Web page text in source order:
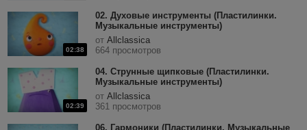
02:38
02. Духовые инструменты (Пластилинки.
Музыкальные инструменты)
от Allclassica
664 просмотров
02:39
04. Струнные щипковые (Пластилинки.
Музыкальные инструменты)
от Allclassica
361 просмотров
06. Гармоники (Пластилинки. Музыкальные